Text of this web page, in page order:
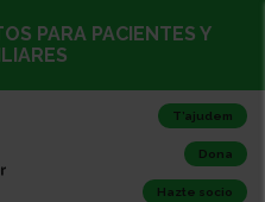
PARA PACIENTES Y
T’ajudem
Dona
Hazte socio